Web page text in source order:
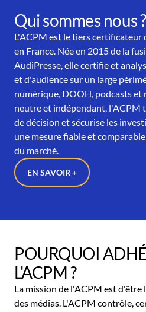
Qui sommes nous ?
L'ACPM est le tiers certificateur
en France. Née en 2015 de la
AudiPresse, elle certifie et
et d'audience sur un large
numérique, DOOH, podcasts et
neutre et indépendant, l'ACPM
de décision et sécurise les
une mesure fiable et
du marché.
EN SAVOIR +
POURQUOI
L'ACPM ?
La mission de l'ACPM est
des médias. L'ACPM contrôle,